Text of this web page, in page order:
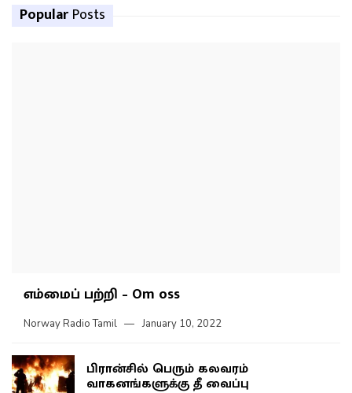
Popular Posts
எம்மைப் பற்றி – Om oss
Norway Radio Tamil January 10, 2022
பிரான்சில் பெரும் கலவரம்
வாகனங்களுக்கு தீ வைப்பு